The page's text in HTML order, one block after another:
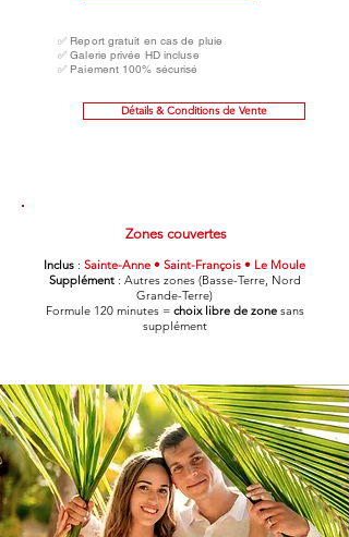
✅ Report gratuit en cas de pluie
✅ Galerie privée HD incluse
✅ Paiement 100% sécurisé
Détails & Conditions de Vente
Zones couvertes
Inclus : Sainte-Anne • Saint-François • Le Moule
Supplément : Autres zones (Basse-Terre, Nord
Grande-Terre)
Formule 120 minutes = choix libre de zonesans
supplément